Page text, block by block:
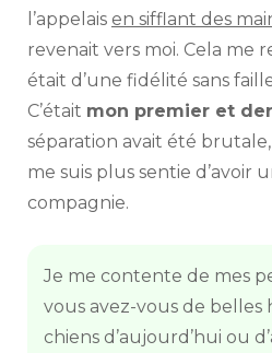
l’appelais en sifflant des
revenait vers moi. Cela me
était d’une fidélité sans
C’était mon premier et
séparation avait été
me suis plus sentie d’avoir
compagnie.
Je me contente de mes
vous avez-vous de belles
chiens d’aujourd’hui ou